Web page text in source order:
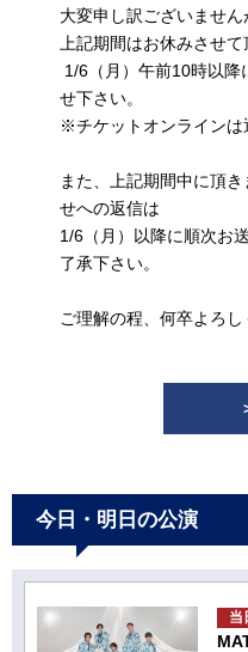
大変申し訳ございません
上記期間はお休みさせて
1/6（月）午前10時以
せ下さい。
※チケットオンラインは
また、上記期間中に頂
せへの返信は
1/6（月）以降に順次お
了承下さい。
ご理解の程、何卒よろし
今日・明日の公演
当